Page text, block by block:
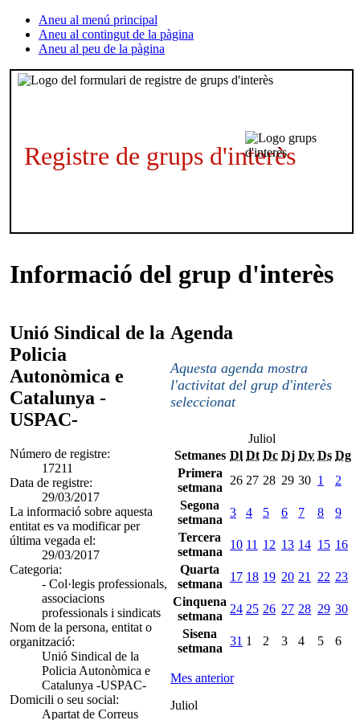
Aneu al menú principal
Aneu al contingut de la pàgina
Aneu al peu de la pàgina
Registre de grups d'interès
Informació del grup d'interès
Unió Sindical de la
Policia
Autonòmica e
Catalunya -
USPAC-
Número de registre:
17211
Data de registre:
29/03/2017
La informació sobre aquesta
entitat es va modificar per
última vegada el:
29/03/2017
Categoria:
- Col·legis professionals,
associacions
professionals i sindicats
Nom de la persona, entitat o
organització:
Unió Sindical de la
Policia Autonòmica e
Catalunya -USPAC-
Domicili o seu social:
Apartat de Correus
Agenda
Aquesta agenda mostra
l'activitat del grup d'interès
seleccionat
Juliol
Setmanes Dl Dt Dc Dj Dv Ds Dg
Primera
setmana
26 27 28 29 30 1
2
Segona
setmana
3 4 5 6 7 8
9
Tercera
setmana
10 11 12 13 14 15 16
Quarta
setmana
17 18 19 20 21 22 23
Cinquena
setmana
24 25 26 27 28 29 30
Sisena
setmana
31 1 2 3 4 5 6
Mes anterior
Juliol